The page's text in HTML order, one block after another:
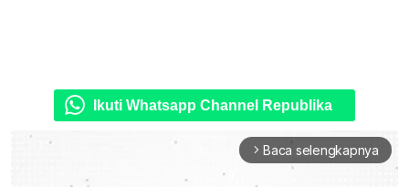
Ikuti Whatsapp Channel Republika
arrow_forward_ios Baca selengkapnya